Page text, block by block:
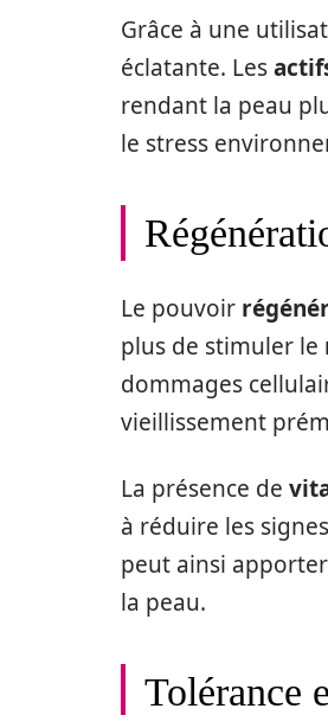
Grâce à une
éclatante. Les
rendant la peau
le stress
Le pouvoir
plus de stimuler le
dommages
vieillissement
La présence de
à réduire les
peut ainsi
la peau.
Tolérance